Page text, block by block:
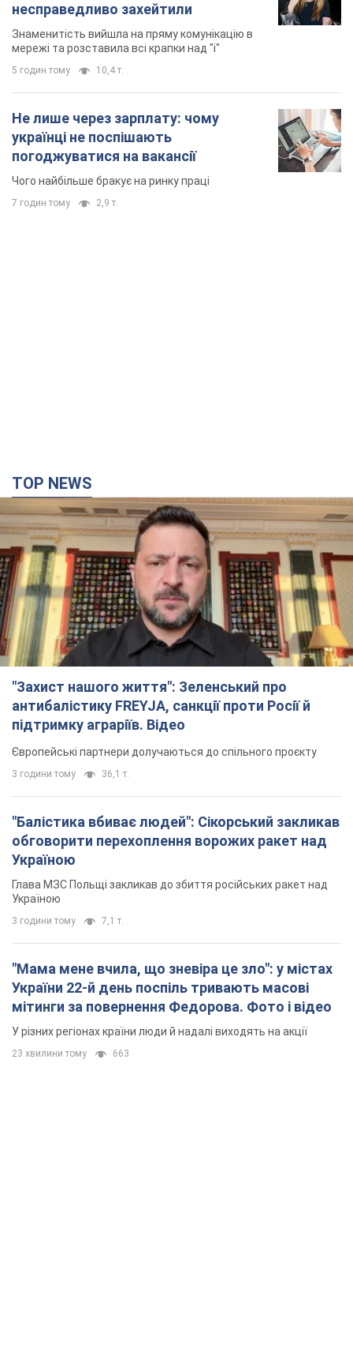
несправедливо захейтили
Знаменитість вийшла на пряму комунікацію в
мережі та розставила всі крапки над "і"
5 годин тому 10,4 т.
Не лише через зарплату: чому
українці не поспішають
погоджуватися на вакансії
Чого найбільше бракує на ринку праці
7 годин тому 2,9 т.
TOP NEWS
"Захист нашого життя": Зеленський про
антибалістику FREYJA, санкції проти Росії й
підтримку аграріїв. Відео
Європейські партнери долучаються до спільного проєкту
3 години тому 36,1 т.
"Балістика вбиває людей": Сікорський закликав
обговорити перехоплення ворожих ракет над
Україною
Глава МЗС Польщі закликав до збиття російських ракет над
Україною
3 години тому 7,1 т.
"Мама мене вчила, що зневіра це зло": у містах
України 22-й день поспіль тривають масові
мітинги за повернення Федорова. Фото і відео
У різних регіонах країни люди й надалі виходять на акції
23 хвилини тому 663